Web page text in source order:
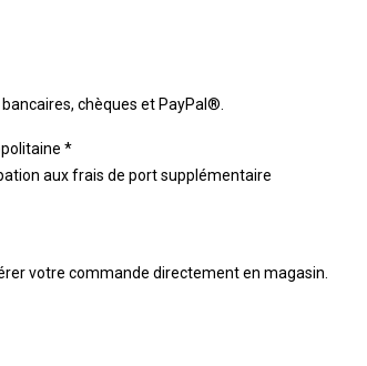
chèques et PayPal®.
*
aux frais de port supplémentaire
votre commande directement en magasin.